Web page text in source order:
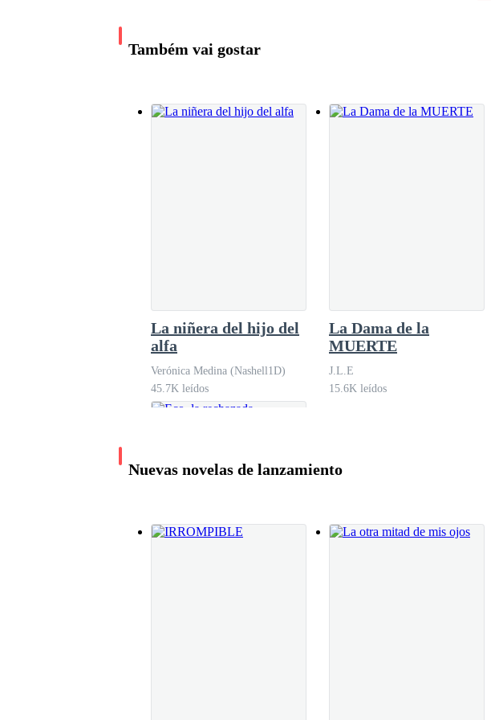
Sigo mi camino a las cascada mientras pienso en lo feliz que han sido
venganza, llegando a la cascada mi hermano ya estaba la verdad que
manada Bloody Moon Adrián decidió mudarse para que las chicas estén
mi mejilla, —¡Esto es la guerra! Dije en son de burla y empezamos a
lugar donde dormir o hacer un lugar para pasar la noche, se que será algo
Também vai gostar
La niñera del hijo del
alfa
Verónica Medina (Nashell1D)
45.7K leídos
La Dama de la
MUERTE
J.L.E
15.6K leídos
Nuevas novelas de lanzamiento